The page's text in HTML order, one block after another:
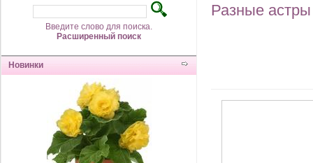
Введите слово для поиска.
Расширенный поиск
Новинки
Разные астры